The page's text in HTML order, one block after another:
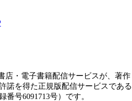
店・電子書籍配信サービスが、著作
諾を得た正規版配信サービスである
番号6091713号）です。